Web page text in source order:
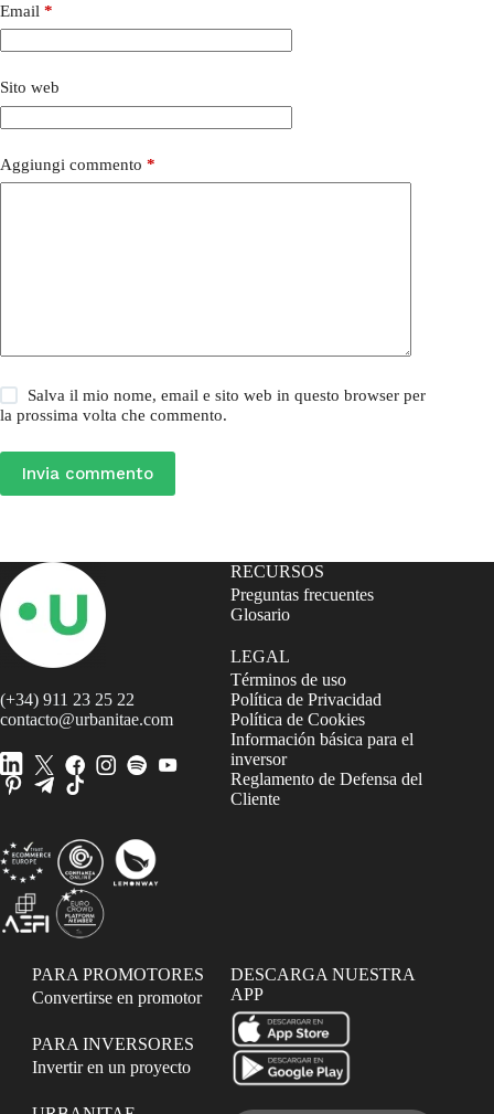
Email *
Sito web
Aggiungi commento *
Salva il mio nome, email e sito web in questo browser per
la prossima volta che commento.
Invia commento
(+34) 911 23 25 22
contacto@urbanitae.com
RECURSOS
Preguntas frecuentes
Glosario
LEGAL
Términos de uso
Política de Privacidad
Política de Cookies
Información básica para el
inversor
Reglamento de Defensa del
Cliente
PARA PROMOTORES
Convertirse en promotor
PARA INVERSORES
Invertir en un proyecto
DESCARGA NUESTRA
APP